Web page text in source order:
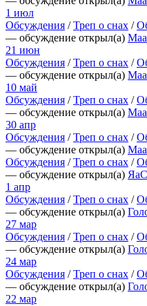
1 июл
Обсуждения /Треп о снах /
— обсуждение открыл(а)
21 июн
Обсуждения /Треп о снах /
— обсуждение открыл(а)
10 май
Обсуждения /Треп о снах /
— обсуждение открыл(а)
30 апр
Обсуждения /Треп о снах /
— обсуждение открыл(а)
Обсуждения /Треп о снах /
— обсуждение открыл(а)
1 апр
Обсуждения /Треп о снах /
— обсуждение открыл(а)
27 мар
Обсуждения /Треп о снах /
— обсуждение открыл(а)
24 мар
Обсуждения /Треп о снах /
— обсуждение открыл(а)
22 мар